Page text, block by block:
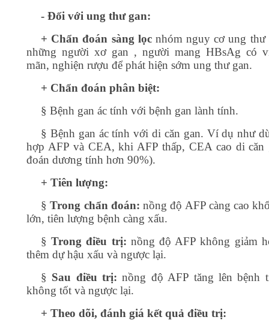
- Đối với ung thư gan:
+ Chẩn đoán sàng lọcnhóm nguy cơ ung thư
những người xơ gan , người mang HBsAg có
mãn, nghiện rượu để phát hiện sớm ung thư gan.
+ Chẩn đoán phân biệt:
§ Bệnh gan ác tính với bệnh gan lành tính.
§ Bệnh gan ác tính với di căn gan. Ví dụ như
hợp AFP và CEA, khi AFP thấp, CEA cao di căn
đoán dương tính hơn 90%).
+ Tiên lượng:
§ Trong chẩn đoán: nồng độ AFP càng cao
lớn, tiên lượng bệnh càng xấu.
§ Trong điều trị: nồng độ AFP không giảm
thêm dự hậu xấu và ngược lại.
§ Sau điều trị: nồng độ AFP tăng lên bệnh
không tốt và ngược lại.
+ Theo dõi, đánh giá kết quả điều trị: